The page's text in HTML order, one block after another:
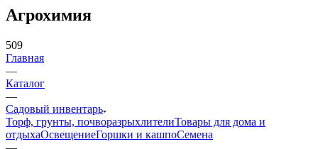
Агрохимия
509
Главная
—
Каталог
—
Садовый инвентарь
Торф, грунты, почворазрыхлителиТовары для дома и
отдыхаОсвещениеГоршки и кашпоСемена